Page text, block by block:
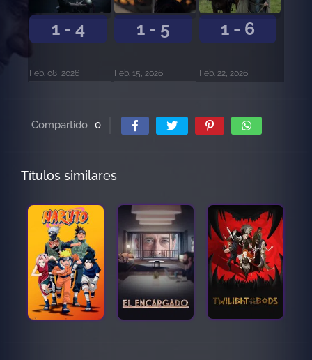
1 - 4
Feb. 08, 2026
1 - 5
Feb. 15, 2026
1 - 6
Feb. 22, 2026
Compartido 0
Títulos similares